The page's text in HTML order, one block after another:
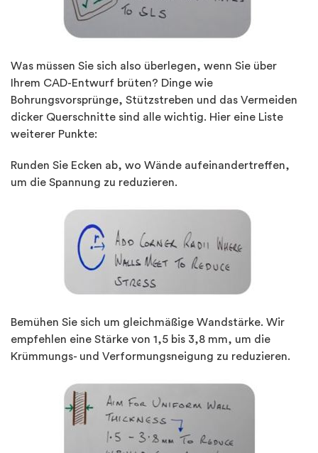
Was müssen Sie sich also überlegen, wenn Sie über
Ihrem CAD-Entwurf brüten? Dinge wie
Bohrungsvorsprünge, Stützstreben und das Vermeiden
dicker Querschnitte sind alle wichtig. Hier eine Liste
weiterer Punkte:
Runden Sie Ecken ab, wo Wände aufeinandertreffen,
um die Spannung zu reduzieren.
Bemühen Sie sich um gleichmäßige Wandstärke. Wir
empfehlen eine Stärke von 1,5 bis 3,8 mm, um die
Krümmungs- und Verformungsneigung zu reduzieren.